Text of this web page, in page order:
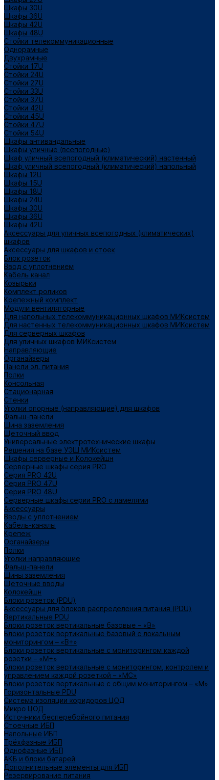
Шкафы 30U
Шкафы 36U
Шкафы 42U
Шкафы 48U
Стойки телекоммуникационные
Однорамные
Двухрамные
Стойки 17U
Стойки 24U
Стойки 27U
Стойки 33U
Стойки 37U
Стойки 42U
Стойки 45U
Стойки 47U
Стойки 54U
Шкафы антивандальные
Шкафы уличные (всепогодные)
Шкаф уличный всепогодный (климатический) настенный
Шкаф уличный всепогодный (климатический) напольный
Шкафы 12U
Шкафы 15U
Шкафы 18U
Шкафы 24U
Шкафы 30U
Шкафы 36U
Шкафы 42U
Аксессуары для уличных всепогодных (климатических)
шкафов
Аксессуары для шкафов и стоек
Блок розеток
Ввод с уплотнением
Кабель канал
Козырьки
Комплект роликов
Крепежный комплект
Модули вентиляторные
Для напольных телекоммуникационных шкафов МИКсистем
Для настенных телекоммуникационных шкафов МИКсистем
Для серверных шкафов
Для уличных шкафов МИКсистем
Направляющие
Органайзеры
Панели эл. питания
Полки
Консольная
Стационарная
Стенки
Уголки опорные (направляющие) для шкафов
Фальш-панели
Шина заземления
Щеточный ввод
Универсальные электротехнические шкафы
Решения на базе УЭШ МИКсистем
Шкафы серверные и Колокейшн
Серверные шкафы серия PRO
Серия PRO 42U
Серия PRO 47U
Серия PRO 48U
Серверные шкафы серии PRO с ламелями
Аксессуары
Вводы с уплотнением
Кабель-каналы
Крепеж
Органайзеры
Полки
Уголки направляющие
Фальш-панели
Шины заземления
Щеточные вводы
Колокейшн
Блоки розеток (PDU)
Аксессуары для блоков распределения питания (PDU)
Вертикальные PDU
Блоки розеток вертикальные базовые – «В»
Блоки розеток вертикальные базовый с локальным
мониторингом – «В+»
Блоки розеток вертикальные с мониторингом каждой
розетки – «М+»
Блоки розеток вертикальные с мониторингом, контролем и
управлением каждой розеткой – «МС»
Блоки розеток вертикальные с общим мониторингом – «М»
Горизонтальные PDU
Система изоляции коридоров ЦОД
Микро ЦОД
Источники бесперебойного питания
Стоечные ИБП
Напольные ИБП
Трёхфазные ИБП
Однофазные ИБП
АКБ и блоки батарей
Дополнительные элементы для ИБП
Резервирование питания